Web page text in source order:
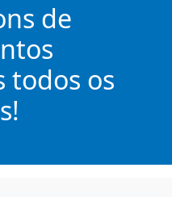
de
todos os